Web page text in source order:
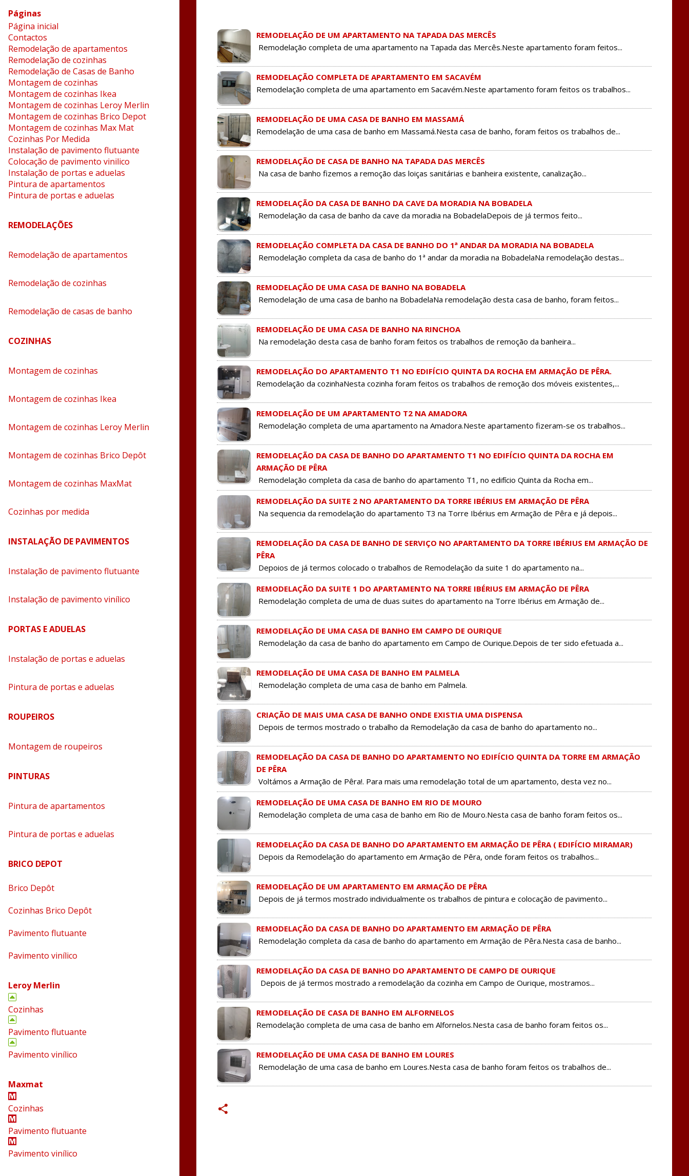
REMODELAÇÃO DE UM APARTAMENTO NA TAPADA DAS MERCÊS
Remodelação completa de uma apartamento na Tapada das Mercês.Neste apartamento foram feitos...
REMODELAÇÃO COMPLETA DE APARTAMENTO EM SACAVÉM
Remodelação completa de uma apartamento em Sacavém.Neste apartamento foram feitos os trabalhos...
REMODELAÇÃO DE UMA CASA DE BANHO EM MASSAMÁ
Remodelação de uma casa de banho em Massamá.Nesta casa de banho, foram feitos os trabalhos de...
REMODELAÇÃO DE CASA DE BANHO NA TAPADA DAS MERCÊS
Na casa de banho fizemos a remoção das loiças sanitárias e banheira existente, canalização...
REMODELAÇÃO DA CASA DE BANHO DA CAVE DA MORADIA NA BOBADELA
Remodelação da casa de banho da cave da moradia na BobadelaDepois de já termos feito...
REMODELAÇÃO COMPLETA DA CASA DE BANHO DO 1ª ANDAR DA MORADIA NA BOBADELA
Remodelação completa da casa de banho do 1ª andar da moradia na BobadelaNa remodelação destas...
REMODELAÇÃO DE UMA CASA DE BANHO NA BOBADELA
Remodelação de uma casa de banho na BobadelaNa remodelação desta casa de banho, foram feitos...
REMODELAÇÃO DE UMA CASA DE BANHO NA RINCHOA
Na remodelação desta casa de banho foram feitos os trabalhos de remoção da banheira...
REMODELAÇÃO DO APARTAMENTO T1 NO EDIFÍCIO QUINTA DA ROCHA EM ARMAÇÃO DE PÊRA.
Remodelação da cozinhaNesta cozinha foram feitos os trabalhos de remoção dos móveis existentes,...
REMODELAÇÃO DE UM APARTAMENTO T2 NA AMADORA
Remodelação completa de uma apartamento na Amadora.Neste apartamento fizeram-se os trabalhos...
REMODELAÇÃO DA CASA DE BANHO DO APARTAMENTO T1 NO EDIFÍCIO QUINTA DA ROCHA EM
ARMAÇÃO DE PÊRA
Remodelação completa da casa de banho do apartamento T1, no edifício Quinta da Rocha em...
REMODELAÇÃO DA SUITE 2 NO APARTAMENTO DA TORRE IBÉRIUS EM ARMAÇÃO DE PÊRA
Na sequencia da remodelação do apartamento T3 na Torre Ibérius em Armação de Pêra e já depois...
REMODELAÇÃO DA CASA DE BANHO DE SERVIÇO NO APARTAMENTO DA TORRE IBÉRIUS EM ARMAÇÃO DE
PÊRA
Depoios de já termos colocado o trabalhos de Remodelação da suite 1 do apartamento na...
REMODELAÇÃO DA SUITE 1 DO APARTAMENTO NA TORRE IBÉRIUS EM ARMAÇÃO DE PÊRA
Remodelação completa de uma de duas suites do apartamento na Torre Ibérius em Armação de...
REMODELAÇÃO DE UMA CASA DE BANHO EM CAMPO DE OURIQUE
Remodelação da casa de banho do apartamento em Campo de Ourique.Depois de ter sido efetuada a...
REMODELAÇÃO DE UMA CASA DE BANHO EM PALMELA
Remodelação completa de uma casa de banho em Palmela.
CRIAÇÃO DE MAIS UMA CASA DE BANHO ONDE EXISTIA UMA DISPENSA
Depois de termos mostrado o trabalho da Remodelação da casa de banho do apartamento no...
REMODELAÇÃO DA CASA DE BANHO DO APARTAMENTO NO EDIFÍCIO QUINTA DA TORRE EM ARMAÇÃO
DE PÊRA
Voltámos a Armação de Pêra!. Para mais uma remodelação total de um apartamento, desta vez no...
REMODELAÇÃO DE UMA CASA DE BANHO EM RIO DE MOURO
Remodelação completa de uma casa de banho em Rio de Mouro.Nesta casa de banho foram feitos os...
REMODELAÇÃO DA CASA DE BANHO DO APARTAMENTO EM ARMAÇÃO DE PÊRA ( EDIFÍCIO MIRAMAR)
Depois da Remodelação do apartamento em Armação de Pêra, onde foram feitos os trabalhos...
REMODELAÇÃO DE UM APARTAMENTO EM ARMAÇÃO DE PÊRA
Depois de já termos mostrado individualmente os trabalhos de pintura e colocação de pavimento...
REMODELAÇÃO DA CASA DE BANHO DO APARTAMENTO EM ARMAÇÃO DE PÊRA
Remodelação completa da casa de banho do apartamento em Armação de Pêra.Nesta casa de banho...
REMODELAÇÃO DA CASA DE BANHO DO APARTAMENTO DE CAMPO DE OURIQUE
Depois de já termos mostrado a remodelação da cozinha em Campo de Ourique, mostramos...
REMODELAÇÃO DE CASA DE BANHO EM ALFORNELOS
Remodelação completa de uma casa de banho em Alfornelos.Nesta casa de banho foram feitos os...
REMODELAÇÃO DE UMA CASA DE BANHO EM LOURES
Remodelação de uma casa de banho em Loures.Nesta casa de banho foram feitos os trabalhos de...
Páginas
Página inicial
Contactos
Remodelação de apartamentos
Remodelação de cozinhas
Remodelação de Casas de Banho
Montagem de cozinhas
Montagem de cozinhas Ikea
Montagem de cozinhas Leroy Merlin
Montagem de cozinhas Brico Depot
Montagem de cozinhas Max Mat
Cozinhas Por Medida
Instalação de pavimento flutuante
Colocação de pavimento vinilico
Instalação de portas e aduelas
Pintura de apartamentos
Pintura de portas e aduelas
REMODELAÇÕES
Remodelação de apartamentos
Remodelação de cozinhas
Remodelação de casas de banho
COZINHAS
Montagem de cozinhas
Montagem de cozinhas Ikea
Montagem de cozinhas Leroy Merlin
Montagem de cozinhas Brico Depôt
Montagem de cozinhas MaxMat
Cozinhas por medida
INSTALAÇÃO DE PAVIMENTOS
Instalação de pavimento flutuante
Instalação de pavimento vinílico
PORTAS E ADUELAS
Instalação de portas e aduelas
Pintura de portas e aduelas
ROUPEIROS
Montagem de roupeiros
PINTURAS
Pintura de apartamentos
Pintura de portas e aduelas
BRICO DEPOT
Brico Depôt
Cozinhas Brico Depôt
Pavimento flutuante
Pavimento vinílico
Leroy Merlin
Cozinhas
Pavimento flutuante
Pavimento vinílico
Maxmat
Cozinhas
Pavimento flutuante
Pavimento vinílico